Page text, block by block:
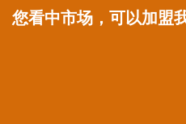
您看中市场，可以加盟